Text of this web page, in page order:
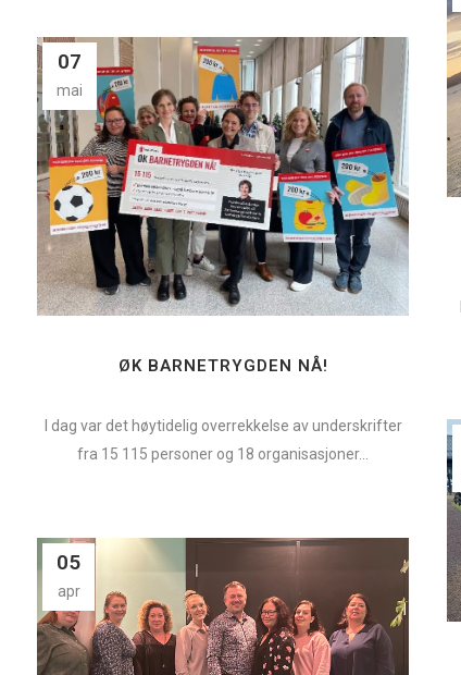
07
mai
ØK BARNETRYGDEN NÅ!
I dag var det høytidelig overrekkelse av underskrifter
fra 15 115 personer og 18 organisasjoner...
05
apr